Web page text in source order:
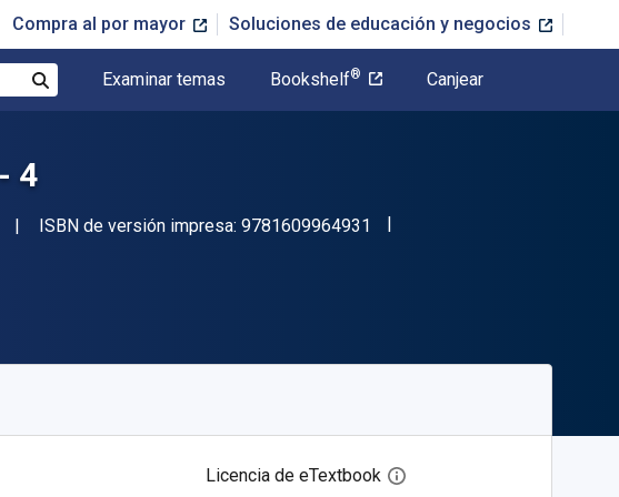
Compra al por mayor Soluciones de educación y negocios
Examinar temas Bookshelf® Canjear
4
ISBN de versión impresa: 9781609964931 "ISBN-13 9781609964931"
Licencia de eTextbook Abre el cuadro de diálogo